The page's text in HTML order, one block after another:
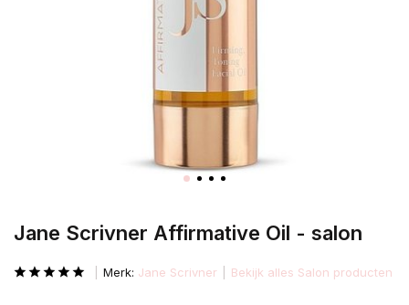
Jane Scrivner Affirmative Oil - salon
Merk: Jane Scrivner Bekijk alles Salon producten